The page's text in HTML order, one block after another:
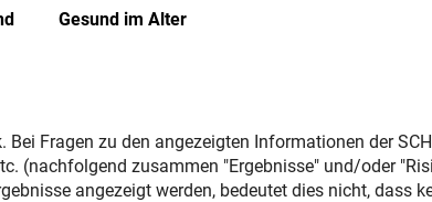
Gesund im Alter
Fragen zu den angezeigten Informationen der
(nachfolgend zusammen "Ergebnisse" und/oder
angezeigt werden, bedeutet dies nicht, dass